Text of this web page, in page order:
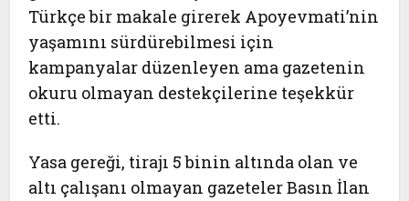
Türkçe bir makale girerek Apoyevmati’nin
yaşamını sürdürebilmesi için
kampanyalar düzenleyen ama gazetenin
okuru olmayan destekçilerine teşekkür
etti.
Yasa gereği, tirajı 5 binin altında olan ve
altı çalışanı olmayan gazeteler Basın İlan